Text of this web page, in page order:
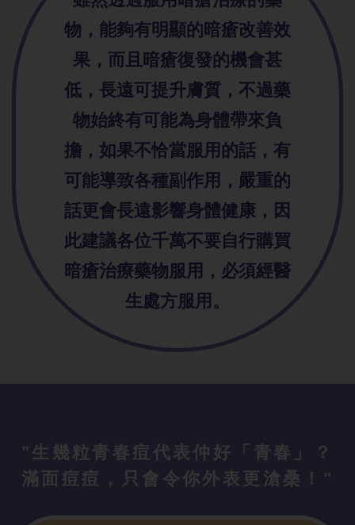
物，能夠有明顯的暗瘡改善效
果，而且暗瘡復發的機會甚
低，長遠可提升膚質，不過藥
物始終有可能為身體帶來負
擔，如果不恰當服用的話，有
可能導致各種副作用，嚴重的
話更會長遠影響身體健康，因
此建議各位千萬不要自行購買
暗瘡治療藥物服用，必須經醫
生處方服用。
"生幾粒青春痘代表仲好「青春」？
滿面痘痘，只會令你外表更滄桑！"